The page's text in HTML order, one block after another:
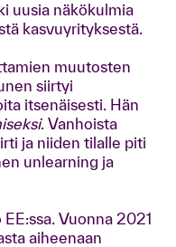
uusia näkökulmia
kasvuyrityksestä.
muutosten
siirtyi
itsenäisesti. Hän
. Vanhoista
ja niiden tilalle piti
unlearning ja
Vuonna 2021
aiheenaan